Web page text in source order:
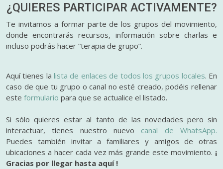
¿QUIERES PARTICIPAR ACTIVAMENTE?
Te invitamos a formar parte de los grupos del movimiento,
donde encontrarás recursos, información sobre charlas e
incluso podrás hacer “terapia de grupo”.
Aquí tienes lalista de enlaces de todos los grupos locales. En
caso de que tu grupo o canal no esté creado, podéis rellenar
este formulario para que se actualice el listado.
Si sólo quieres estar al tanto de las novedades pero sin
interactuar, tienes nuestro nuevo canal de WhatsApp.
Puedes también invitar a familiares y amigos de otras
ubicaciones a hacer cada vez más grande este movimiento. ¡
Gracias por llegar hasta aquí !